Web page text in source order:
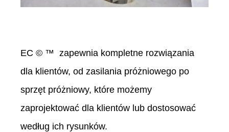
EC © ™ zapewnia kompletne rozwiązania
dla klientów, od zasilania próżniowego po
sprzęt próżniowy, które możemy
zaprojektować dla klientów lub dostosować
według ich rysunków.